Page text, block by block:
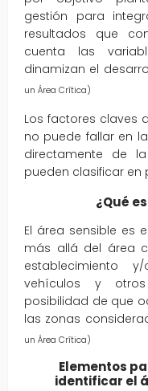
gestión para
resultados que
cuenta las
dinamizan el
un Área Crítica)
Los factores claves
no puede fallar en
directamente de
pueden clasificar en
¿Qué
El área sensible es
más allá del área
establecimiento
vehículos y
posibilidad de que
las zonas
un Área Crítica)
Elementos
identificar el